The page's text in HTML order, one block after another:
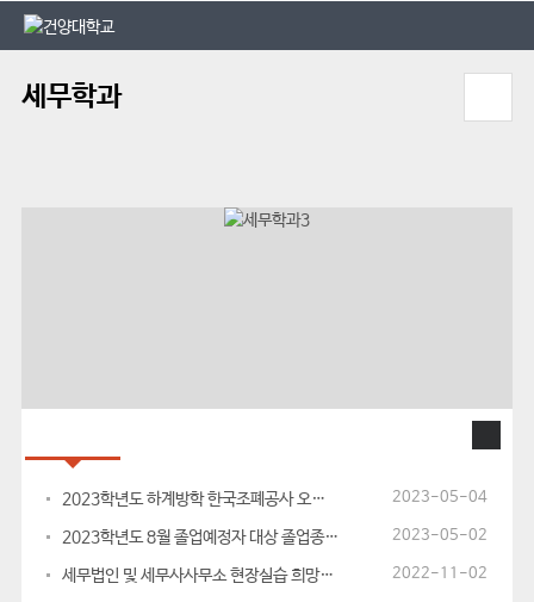
본문 바로가기
대메뉴 바로가기
세무학과
2023학년도 하계방학 한국조폐공사 오픈캠퍼스 공동운영 안내 (현장실습) 2023-05-04
2023학년도 8월 졸업예정자 대상 졸업종합시험 일정 안내 2023-05-02
세무법인 및 세무사사무소 현장실습 희망학생 모집안내(2023.1월_한달 ... 2022-11-02